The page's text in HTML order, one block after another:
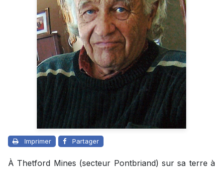
Imprimer Partager
À Thetford Mines (secteur Pontbriand) sur sa terre à